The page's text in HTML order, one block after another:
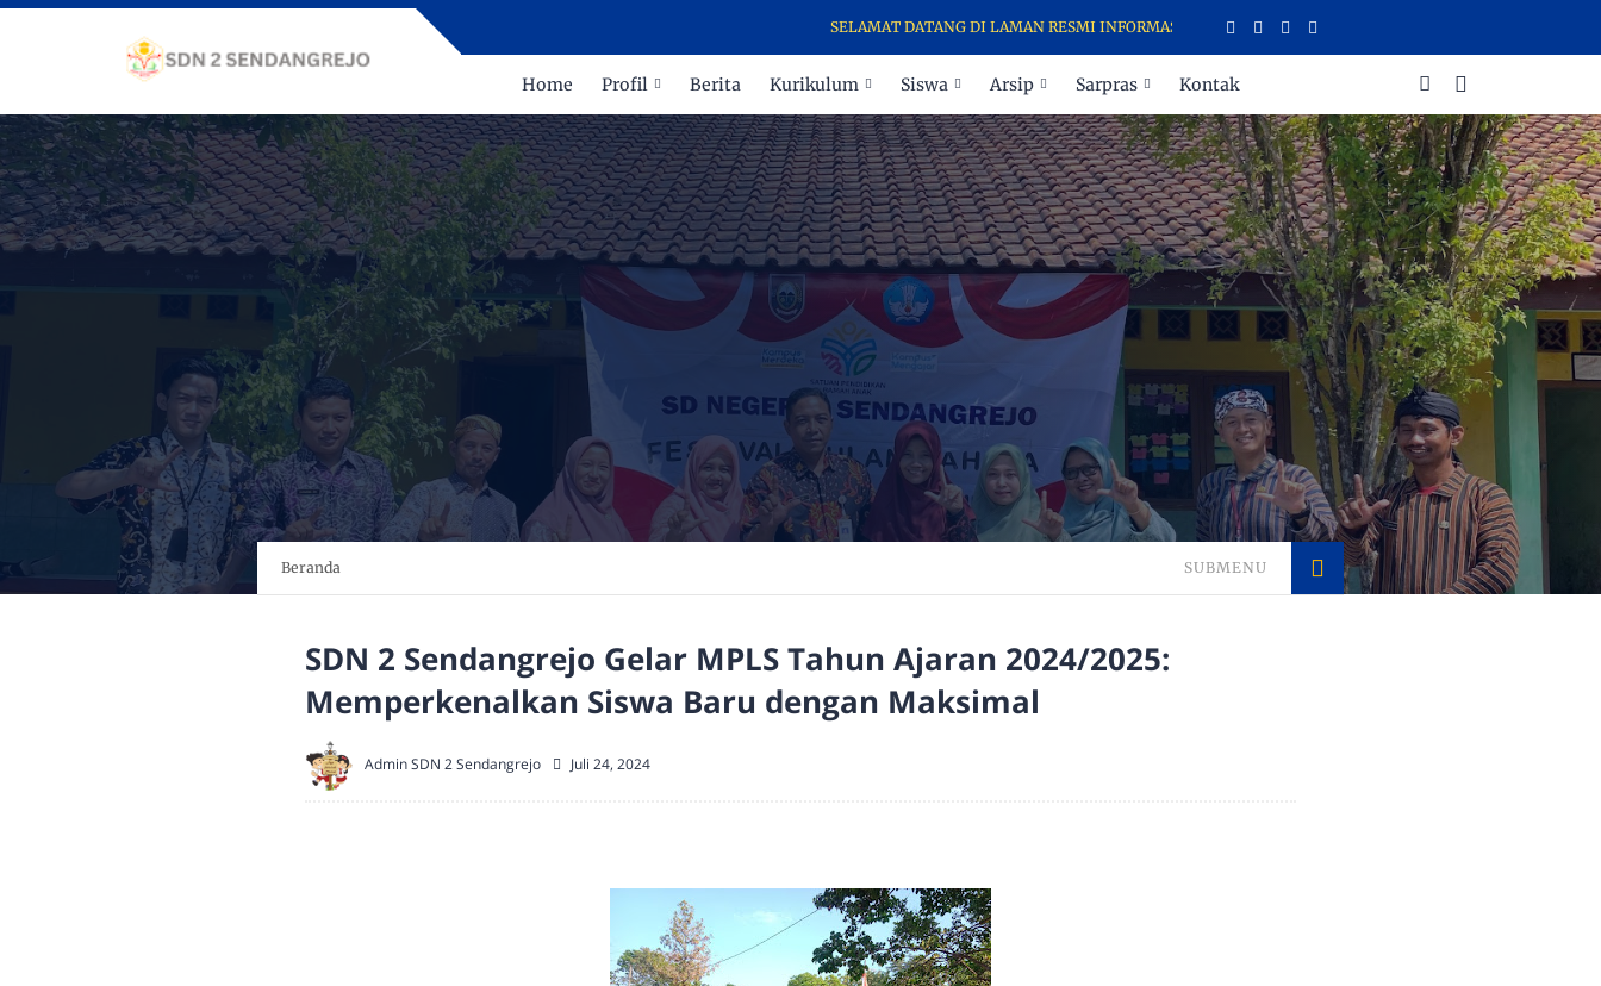
SELAMAT DATANG DI LAMAN RESMI INFORMASI SEKOLAH (LARIS) SD NEGERI 2 SENDANGREJO
Home Profil Berita Kurikulum Siswa Arsip Sarpras Kontak
Beranda SUBMENU
SDN 2 Sendangrejo Gelar MPLS Tahun Ajaran 2024/2025:
Memperkenalkan Siswa Baru dengan Maksimal
Admin SDN 2 Sendangrejo Juli 24, 2024